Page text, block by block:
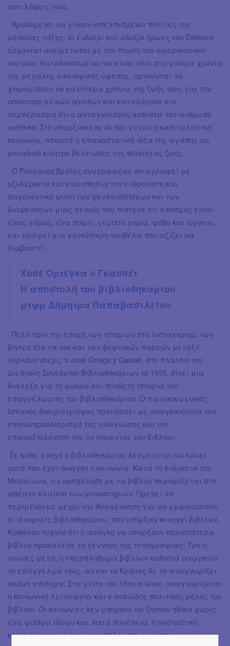
αντιλήψεις τους.
Αρνούμενοι να γίνουν απελπισμένοι πολίτες της
μεσαίας τάξης, οι ένδοξοι και άδοξοι ήρωες του Delmore
έρχονται αντιμέτωποι με την πτώση του αμερικανικού
ονείρου. Καταδικασμένοι να είναι νέοι στα μαύρα χρόνια
της μεγάλης οικονομικής ύφεσης, αρνούνται να
χαραμίσουν τα καλύτερα χρόνια της ζωής τους για την
απόκτηση υλικών αγαθών και καταλήγουν στο
συμπέρασμα ότι ο ανταγωνισμός καθιστά τον άνθρωπο
ανήθικο. Στο υπαρξιακό κενό που γεννά η καπιταλιστική
κοινωνία, απαντά η επαναστατική ιδέα της αγάπης ως
μοναδικό κίνητρο βελτίωσης της ποιότητας ζωής.
Ο Ρουμανοεβραίος συγγραφέας σκιαγραφεί με
οξυδέρκεια και ευαισθησία την εύθραυστη και
σαγηνευτική φύση των ψευδαισθήσεων και των
διαψεύσεων μιας γενιάς που πίστευε ότι ο κόσμος είναι
ένας γάμος, ένα πάρτι, γεμάτο χαρά, φόβο και άγνοια,
και γράφει μια γλυκόπικρη νουβέλα που αξίζει να
διαβαστεί.
Χοσέ Ορτέγκα υ Γκασσέτ
Η αποστολή του βιβλιοθηκάριου
μτφρ Δήμητρα Παπαβασιλείου
Πολύ πριν την εποχή των ιστοριών στο ίνσταγκραμ, των
βίντεο στο τικ-τοκ και των ψηφιακών παρεών μεταξύ
ινφλουένσερς, ο José Ortega y Gasset, στο πλαίσιο του
Διεθνούς Συνεδρίου Βιβλιοθηκάριων το 1935, δίνει μια
διάλεξη για τη μακρά και σύνθετη ιστορία του
επαγγέλματος του βιβλιοθηκάριου. Ο πιο οικουμενικός
Ισπανός δοκιμιογράφος προτάσσει ως αναγκαιότητα τον
επαναπροσδιορισμό της ανάγνωσης και την
επαναξιολόγηση της λειτουργίας του βιβλίου.
Σε κάθε εποχή ο βιβλιοθηκάριος δεσμεύεται να κάνει
αυτό που έχει ανάγκη η κοινωνία. Κατά τη διάρκεια του
Μεσαίωνα, η ενασχόληση με τα βιβλία περιορίζεται στο
αθέατο πλαίσιο των μοναστηριών. Πρέπει να
περιμένουμε μέχρι την Αναγέννηση για να εμφανιστούν
οι ιδιοφυείς βιβλιοθηκάριοι, που υπήρξαν κυνηγοί βιβλίων.
Καθόλου τυχαίο ότι η ανάγκη να υπάρξουν περισσότερα
βιβλία προκάλεσε τη γέννηση της τυπογραφίας. Τρεις
αιώνες μετά, η υπερπληθώρα βιβλίων καθιστά αναγκαίο
το επάγγελμά τους, αν και το Κράτος δε το αναγνωρίζει
ακόμη επίσημα. Στα μέσα του 19ου αιώνα, αναγνωρίζεται
η κοινωνική λειτουργία και ο ουσιώδης πολιτικός ρόλος του
βιβλίου. Οι κοινωνίες δεν μπορούν να ζήσουν ηθικά χωρίς
ένα φάσμα ιδεών και, κατά συνέπεια, η ουσιαστική
καλλιέργεια γίνεται αναπόδραστη ανάγκη.